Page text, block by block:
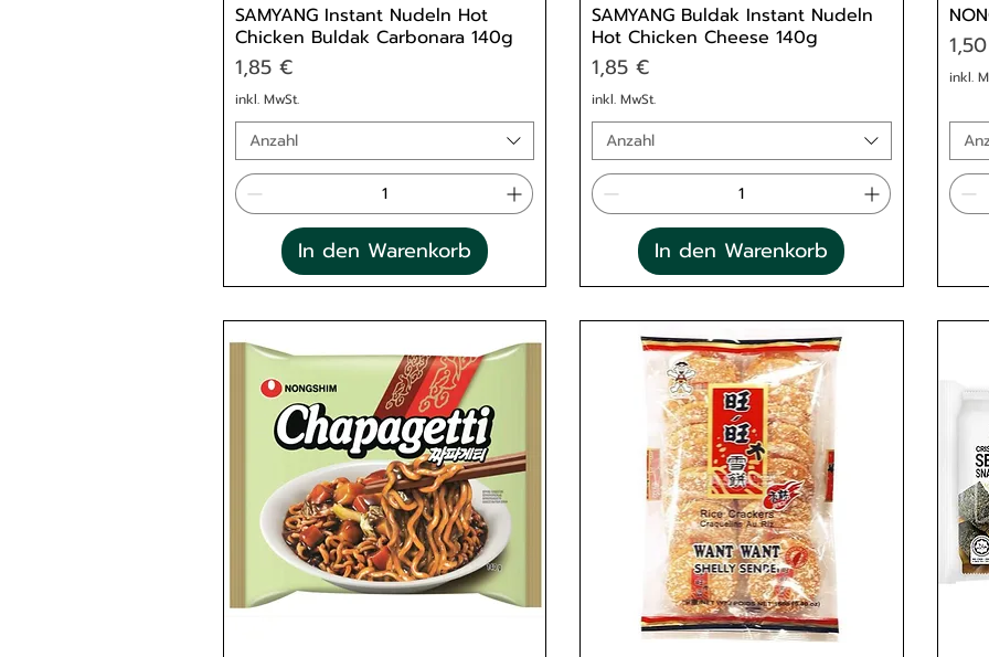
SAMYANG Instant Nudeln Hot
Chicken Buldak Carbonara 140g
Preis
1,85 €
inkl. MwSt.
Anzahl
In den Warenkorb
SAMYANG Buldak Instant Nudeln
Hot Chicken Cheese 140g
Preis
1,85 €
inkl. MwSt.
Anzahl
In den Warenkorb
Preis
inkl.